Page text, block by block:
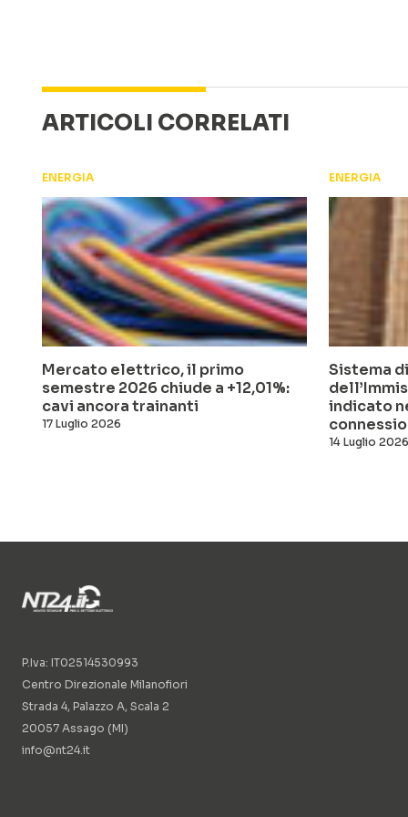
ARTICOLI CORRELATI
ENERGIA
Mercato elettrico, il primo
semestre 2026 chiude a +12,01%:
cavi ancora trainanti
17 Luglio 2026
ENERGIA
Sistema
indicato
14 Luglio 2026
P.Iva: IT02514530993
Centro Direzionale Milanofiori
Strada 4, Palazzo A, Scala 2
20057 Assago (MI)
info@nt24.it